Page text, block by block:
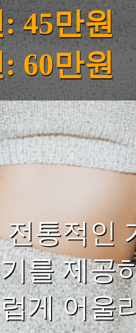
45만원
60만원
통적인
를 제공
게 어울